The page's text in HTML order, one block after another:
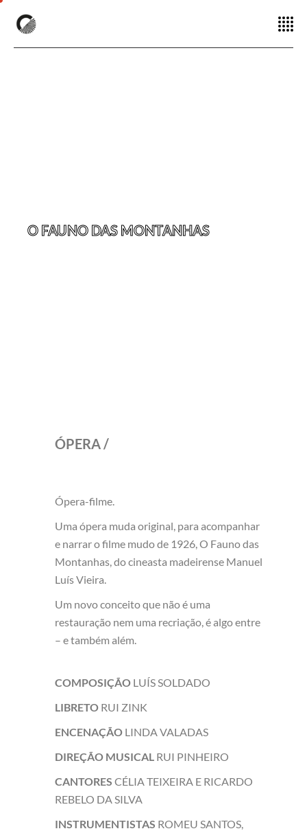
O FAUNO DAS MONTANHAS
ÓPERA /
Ópera-filme.
Uma ópera muda original, para acompanhar
e narrar o filme mudo de 1926, O Fauno das
Montanhas, do cineasta madeirense Manuel
Luís Vieira.
Um novo conceito que não é uma
restauração nem uma recriação, é algo entre
– e também além.
COMPOSIÇÃO LUÍS SOLDADO
LIBRETO RUI ZINK
ENCENAÇÃO LINDA VALADAS
DIREÇÃO MUSICAL RUI PINHEIRO
CANTORES CÉLIA TEIXEIRA E RICARDO
REBELO DA SILVA
INSTRUMENTISTAS ROMEU SANTOS,